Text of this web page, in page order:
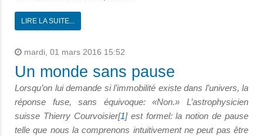
LIRE LA SUITE...
mardi, 01 mars 2016 15:52
Un monde sans pause
Lorsqu’on lui demande si l’immobilité existe dans l’univers, la
réponse fuse, sans équivoque: «Non.» L’astrophysicien
suisse Thierry Courvoisier[1] est formel: la notion de pause
telle que nous la comprenons intuitivement ne peut pas être